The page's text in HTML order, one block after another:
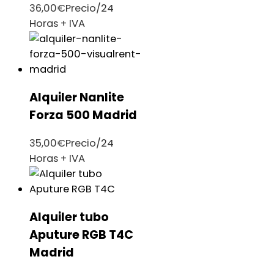
36,00€Precio/24
Horas + IVA
Alquiler Nanlite
Forza 500 Madrid
35,00€Precio/24
Horas + IVA
Alquiler tubo
Aputure RGB T4C
Madrid